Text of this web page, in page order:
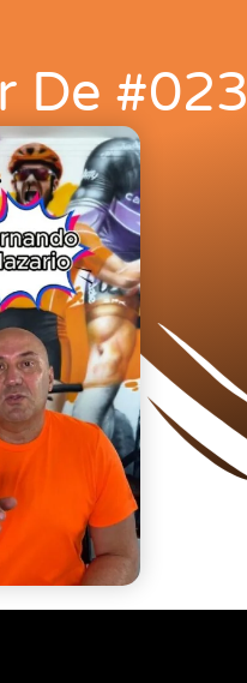
De #023